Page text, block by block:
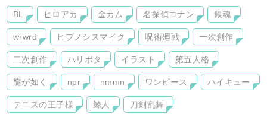
BL ヒロアカ 金カム 名探偵コナン 銀魂
wrwrd ヒプノシスマイク 呪術廻戦 一次創作
二次創作 ハリポタ イラスト 第五人格
龍が如く npr nmmn ワンピース ハイキュー
テニスの王子様 鯨人 刀剣乱舞